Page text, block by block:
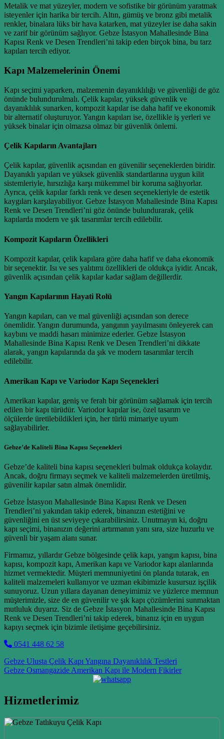
Metalik ve mat yüzeyler, modern ve sofistike bir görünüm yaratmak
isteyenler için harika bir tercih. Altın, gümüş ve bronz gibi metalik
renkler, binalara lüks bir hava katarken, mat yüzeyler ise daha sakin
ve zarif bir görünüm sağlıyor. Gebze İstasyon Mahallesinde Bina
Kapısı Renk ve Desen Trendleri’ni takip eden birçok bina, bu tarz
kapıları tercih ediyor.
Kapı Malzemelerinin Önemi
Kapı seçimi yaparken, malzemenin dayanıklılığı ve güvenliği de göz
önünde bulundurulmalı. Çelik kapılar, yüksek güvenlik ve
dayanıklılık sunarken, kompozit kapılar ise daha hafif ve ekonomik
bir alternatif oluşturuyor. Yangın kapıları ise, özellikle iş yerleri ve
yüksek binalar için olmazsa olmaz bir güvenlik önlemi.
Çelik Kapıların Avantajları
Çelik kapılar, güvenlik açısından en güvenilir seçeneklerden biridir.
Dayanıklı yapıları ve yüksek güvenlik standartlarına uygun kilit
sistemleriyle, hırsızlığa karşı mükemmel bir koruma sağlıyorlar.
Ayrıca, çelik kapılar farklı renk ve desen seçenekleriyle de estetik
kaygıları karşılayabiliyor. Gebze İstasyon Mahallesinde Bina Kapısı
Renk ve Desen Trendleri’ni göz önünde bulundurarak, çelik
kapılarda modern ve şık tasarımlar tercih edilebilir.
Kompozit Kapıların Özellikleri
Kompozit kapılar, çelik kapılara göre daha hafif ve daha ekonomik
bir seçenektir. Isı ve ses yalıtımı özellikleri de oldukça iyidir. Ancak,
güvenlik açısından çelik kapılar kadar sağlam değillerdir.
Yangın Kapılarının Hayati Rolü
Yangın kapıları, can ve mal güvenliği açısından son derece
önemlidir. Yangın durumunda, yangının yayılmasını önleyerek can
kaybını ve maddi hasarı minimize ederler. Gebze İstasyon
Mahallesinde Bina Kapısı Renk ve Desen Trendleri’ni dikkate
alarak, yangın kapılarında da şık ve modern tasarımlar tercih
edilebilir.
Amerikan Kapı ve Variodor Kapı Seçenekleri
Amerikan kapılar, geniş ve ferah bir görünüm sağlamak için tercih
edilen bir kapı türüdür. Variodor kapılar ise, özel tasarım ve
ölçülerde üretilebildikleri için, her türlü mimariye uyum
sağlayabilirler.
Gebze’de Kaliteli Bina Kapısı Seçenekleri
Gebze’de kaliteli bina kapısı seçenekleri bulmak oldukça kolaydır.
Ancak, doğru firmayı seçmek ve kaliteli malzemelerden üretilmiş,
güvenilir kapılar satın almak önemlidir.
Gebze İstasyon Mahallesinde Bina Kapısı Renk ve Desen
Trendleri’ni yakından takip ederek, binanızın estetiğini ve
güvenliğini en üst seviyeye çıkarabilirsiniz. Unutmayın ki, doğru
kapı seçimi, binanızın değerini artırmanın yanı sıra, size huzurlu ve
güvenli bir yaşam alanı sunar.
Firmamız, yıllardır Gebze bölgesinde çelik kapı, yangın kapısı, bina
kapısı, kompozit kapı, Amerikan kapı ve Variodor kapı alanlarında
hizmet vermektedir. Müşteri memnuniyetini ön planda tutarak, en
kaliteli malzemeleri kullanıyor ve uzman ekibimizle kusursuz işçilik
sunuyoruz. Uzun yıllara dayanan deneyimimiz ve yüzlerce memnun
müşterimizle, size de en güvenilir ve şık kapı çözümlerini sunmaktan
mutluluk duyarız. Siz de Gebze İstasyon Mahallesinde Bina Kapısı
Renk ve Desen Trendleri’ni takip ederek, binanız için en uygun
kapıyı seçmek için bizimle iletişime geçebilirsiniz.
0541 448 62 58
Post navigation
Gebze Ulusta Çelik Kapı Yangına Dayanıklılık Testleri
Gebze Osmangazide Amerikan Kapı ile Modern Fikirler
Hizmetlerimiz